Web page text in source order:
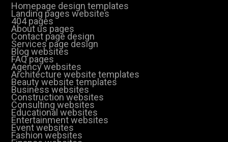
Homepage design templates
Landing pages websites
404 pages
About us pages
Contact page design
Services page design
Blog websites
FAQ pages
Agency websites
Architecture website templates
Beauty website templates
Business websites
Construction websites
Consulting websites
Educational websites
Entertainment websites
Event websites
Fashion websites